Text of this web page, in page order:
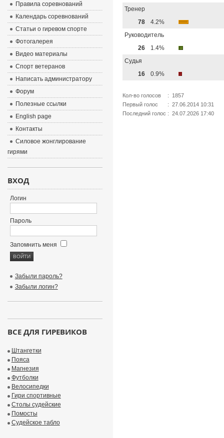
Тренер
78
4.2%
Руководитель
26
1.4%
Судья
16
0.9%
Кол-во голосов
: 1857
Первый голос
: 27.06.2014 10:31
Последний голос : 24.07.2026 17:40
Правила соревнований
Календарь соревнований
Статьи о гиревом спорте
Фотогалерея
Видео материалы
Спорт ветеранов
Написать администратору
Форум
Полезные ссылки
English page
Контакты
Силовое жонглирование
гирями
ВХОД
Логин
Пароль
Запомнить меня
Забыли пароль?
Забыли логин?
ВСЕ ДЛЯ ГИРЕВИКОВ
Штангетки
Пояса
Магнезия
Футболки
Велосипедки
Гири спортивные
Столы судейские
Помосты
Судейское табло